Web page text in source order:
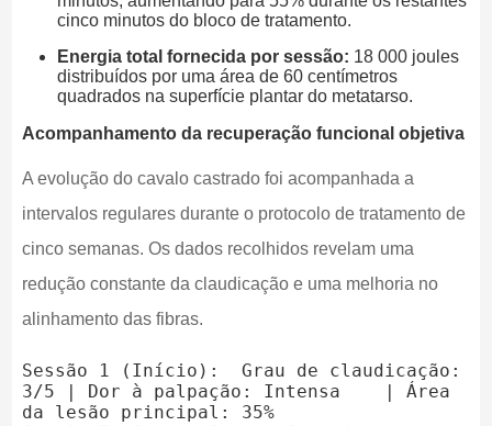
cinco minutos do bloco de tratamento.
Energia total fornecida por sessão: 18 000 joules
distribuídos por uma área de 60 centímetros
quadrados na superfície plantar do metatarso.
Acompanhamento da recuperação funcional objetiva
A evolução do cavalo castrado foi acompanhada a
intervalos regulares durante o protocolo de tratamento de
cinco semanas. Os dados recolhidos revelam uma
redução constante da claudicação e uma melhoria no
alinhamento das fibras.
Sessão 1 (Início):  Grau de claudicação:
3/5 | Dor à palpação: Intensa    | Área
da lesão principal: 35%